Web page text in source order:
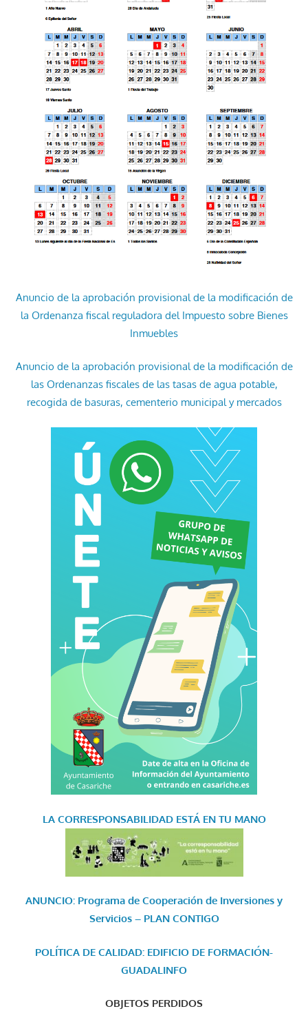
Anuncio de la aprobación provisional de la modificación de
la Ordenanza fiscal reguladora del Impuesto sobre Bienes
Inmuebles
Anuncio de la aprobación provisional de la modificación de
las Ordenanzas fiscales de las tasas de agua potable,
recogida de basuras, cementerio municipal y mercados
LA CORRESPONSABILIDAD ESTÁ EN TU MANO
ANUNCIO: Programa de Cooperación de Inversiones y
Servicios – PLAN CONTIGO
POLÍTICA DE CALIDAD: EDIFICIO DE FORMACIÓN-
GUADALINFO
OBJETOS PERDIDOS